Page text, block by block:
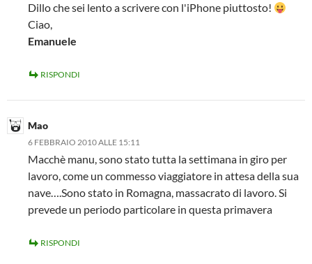
Dillo che sei lento a scrivere con l'iPhone piuttosto!
Ciao,
Emanuele
RISPONDI
Mao
6 FEBBRAIO 2010 ALLE 15:11
Macchè manu, sono stato tutta la settimana in giro per
lavoro, come un commesso viaggiatore in attesa della sua
nave….Sono stato in Romagna, massacrato di lavoro. Si
prevede un periodo particolare in questa primavera
RISPONDI